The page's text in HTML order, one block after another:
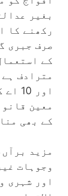
بغیر
رکھنے کا
صرف جبری
کے
معین
کے بھی
‏مزید
وجوہات
اور شہری